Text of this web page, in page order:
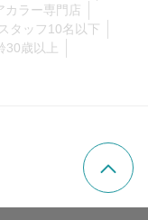
カラー専門店
スタッフ10名以下
歳以上